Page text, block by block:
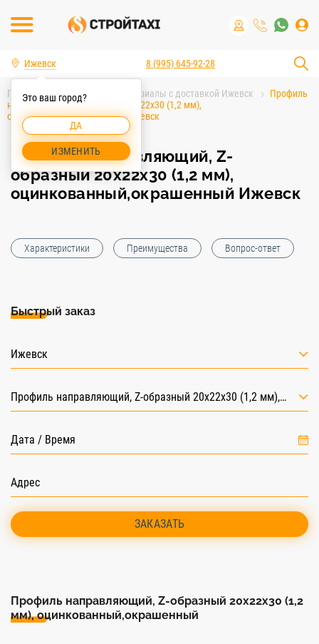
Ижевск
Это ваш город?
ДА
ИЗМЕНИТЬ
8 (995) 645-92-28
Главная Строительные материалы с доставкой Ижевск
Профиль
направляющий, Z-образный 20х22х30 (1,2 мм),
оцинкованный,окрашенный Ижевск
Профиль направляющий, Z-
образный 20х22х30 (1,2 мм),
оцинкованный,окрашенный Ижевск
Характеристики Преимущества Вопрос-ответ
Быстрый заказ
Ижевск
Профиль направляющий, Z-образный 20х22х30 (1,2 мм), оцинкованный,окрашенный
ЗАКАЗАТЬ
Профиль направляющий, Z-образный 20х22х30 (1,2
мм), оцинкованный,окрашенный